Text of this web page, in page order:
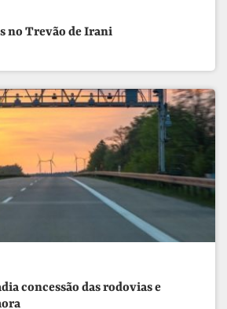
no Trevão de Irani
concessão das rodovias e